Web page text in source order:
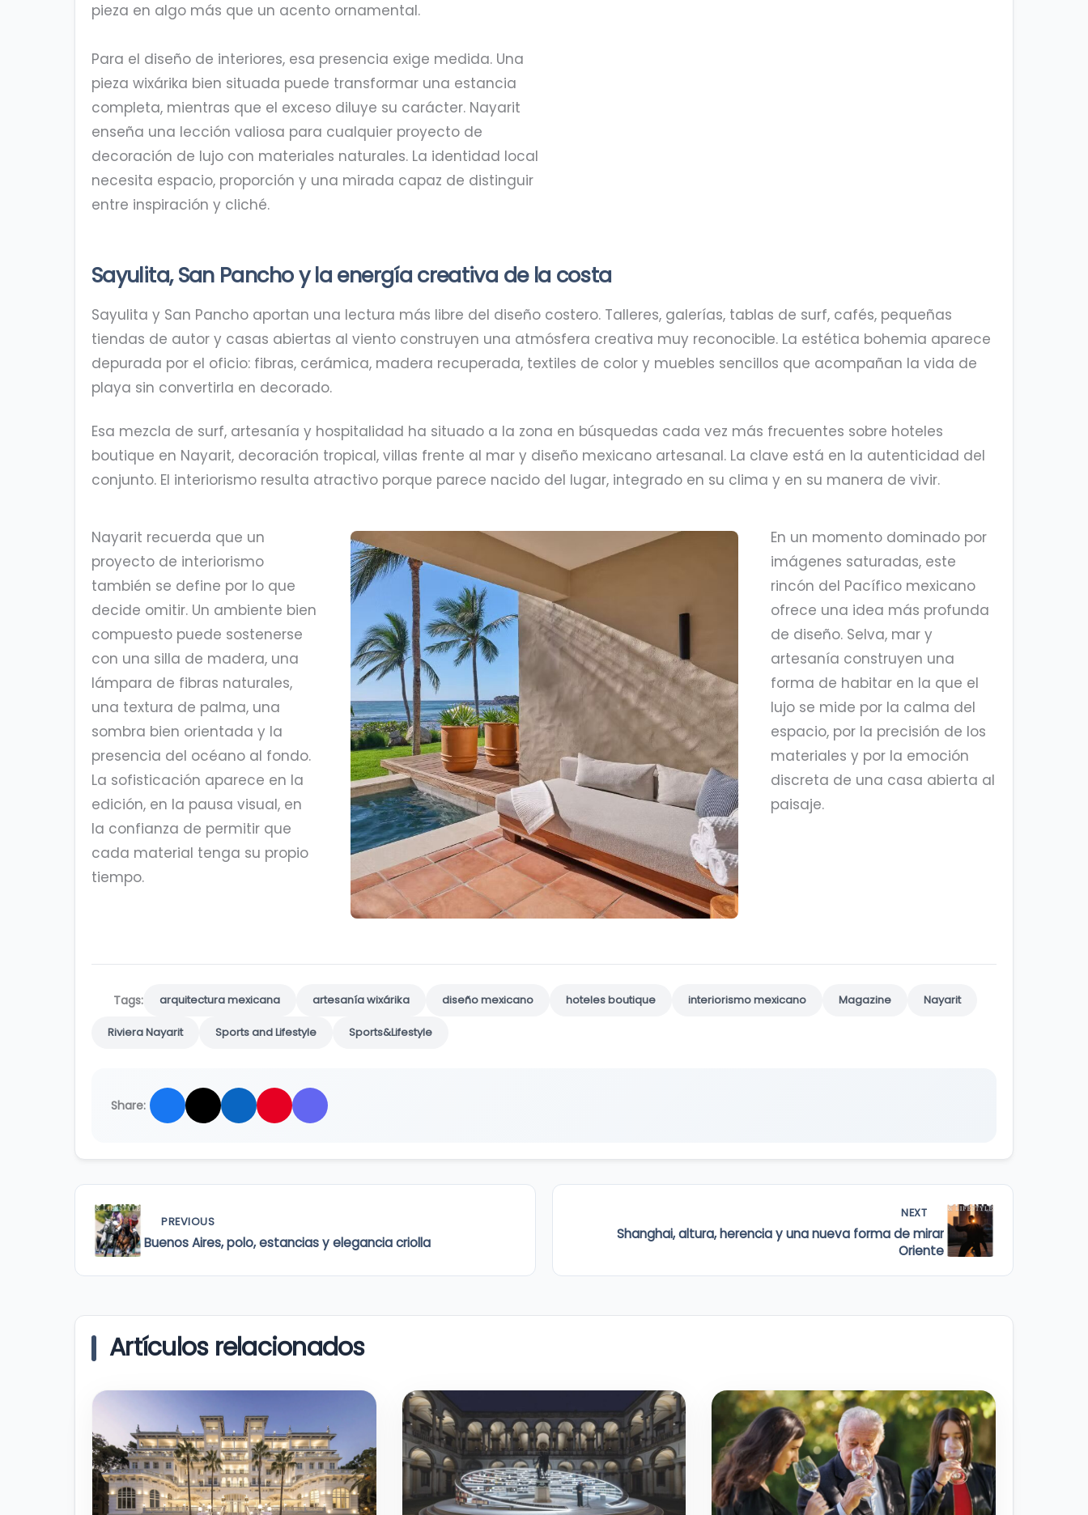
pieza en algo más que un acento ornamental.
Para el diseño de interiores, esa presencia exige medida. Una
pieza wixárika bien situada puede transformar una estancia
completa, mientras que el exceso diluye su carácter. Nayarit
enseña una lección valiosa para cualquier proyecto de
decoración de lujo con materiales naturales. La identidad local
necesita espacio, proporción y una mirada capaz de distinguir
entre inspiración y cliché.
Sayulita, San Pancho y la energía creativa de la costa
Sayulita y San Pancho aportan una lectura más libre del diseño costero. Talleres, galerías, tablas de surf, cafés, pequeñas
tiendas de autor y casas abiertas al viento construyen una atmósfera creativa muy reconocible. La estética bohemia aparece
depurada por el oficio: fibras, cerámica, madera recuperada, textiles de color y muebles sencillos que acompañan la vida de
playa sin convertirla en decorado.
Esa mezcla de surf, artesanía y hospitalidad ha situado a la zona en búsquedas cada vez más frecuentes sobre hoteles
boutique en Nayarit, decoración tropical, villas frente al mar y diseño mexicano artesanal. La clave está en la autenticidad del
conjunto. El interiorismo resulta atractivo porque parece nacido del lugar, integrado en su clima y en su manera de vivir.
Nayarit recuerda que un
proyecto de interiorismo
también se define por lo que
decide omitir. Un ambiente bien
compuesto puede sostenerse
con una silla de madera, una
lámpara de fibras naturales,
una textura de palma, una
sombra bien orientada y la
presencia del océano al fondo.
La sofisticación aparece en la
edición, en la pausa visual, en
la confianza de permitir que
cada material tenga su propio
tiempo.
En un momento dominado por
imágenes saturadas, este
rincón del Pacífico mexicano
ofrece una idea más profunda
de diseño. Selva, mar y
artesanía construyen una
forma de habitar en la que el
lujo se mide por la calma del
espacio, por la precisión de los
materiales y por la emoción
discreta de una casa abierta al
paisaje.
Tags: arquitectura mexicana artesanía wixárika diseño mexicano hoteles boutique interiorismo mexicano Magazine Nayarit
Riviera Nayarit Sports and Lifestyle Sports&Lifestyle
Share:
PREVIOUS
Buenos Aires, polo, estancias y elegancia criolla
NEXT
Shanghai, altura, herencia y una nueva forma de mirar
Oriente
Artículos relacionados